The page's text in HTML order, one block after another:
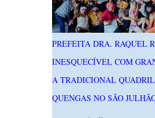
entre Macau e Pendências.
Militar, dois carros que
opostos bateram de frente.
condutores apresentava
embriaguez, foi levado ao
Tarcísio Maia, em Mossoró,
flagrante. O exame pericial
presença de álcool no
PREFEITA DRA. RAQUEL
INESQUECÍVEL COM
A TRADICIONAL
QUENGAS NO SÃO